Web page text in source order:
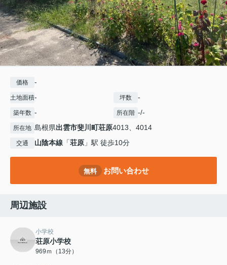
価格 -
土地面積- 坪数 -
築年数 - 所在階 -/-
所在地 島根県出雲市斐川町荘原4013、4014
交通 山陰本線 「荘原 」駅 徒歩10分
無料 お問い合わせ
周辺施設
小学校
荘原小学校
969ｍ（13分）